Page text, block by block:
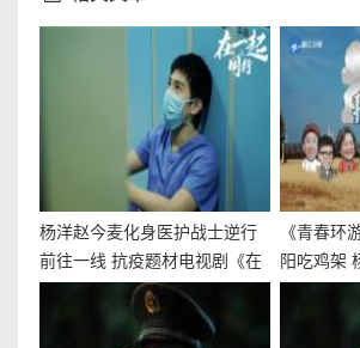
杨洋赵今麦化身医护战士逆行
前往一线 抗疫题材电视剧《在
一起》泪点十足
《青春环
阳吃鸡架